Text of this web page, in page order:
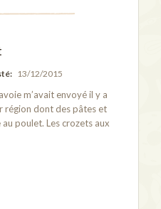
13/12/2015
m’avait envoyé il y a
région dont des pâtes et
poulet. Les crozets aux